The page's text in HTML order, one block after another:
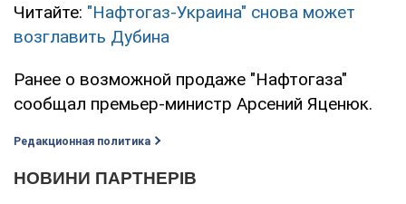
Читайте: "Нафтогаз-Украина" снова может
возглавить Дубина
Ранее о возможной продаже "Нафтогаза"
сообщал премьер-министр Арсений Яценюк.
Редакционная политика